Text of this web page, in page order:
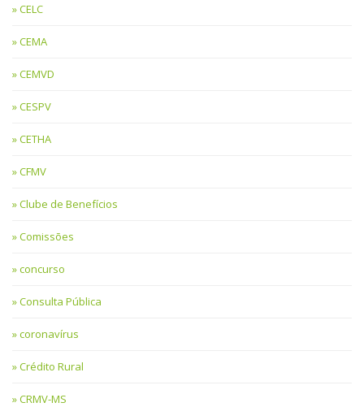
CELC
CEMA
CEMVD
CESPV
CETHA
CFMV
Clube de Benefícios
Comissões
concurso
Consulta Pública
coronavírus
Crédito Rural
CRMV-MS